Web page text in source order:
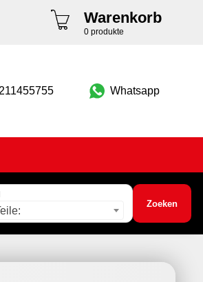
Warenkorb
0 produkte
Whatsapp
Zoeken